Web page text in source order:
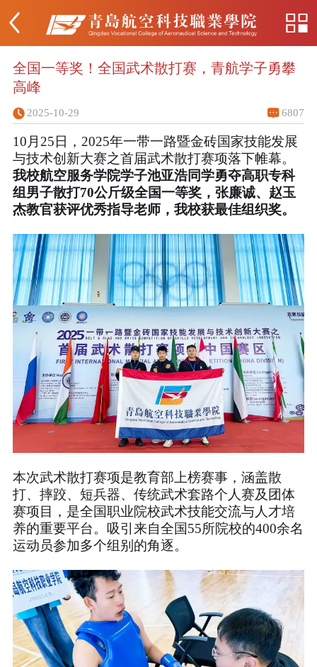
全国一等奖！全国武术散打赛，青航学子勇攀
高峰
2025-10-29 6807
10月25日，2025年一带一路暨金砖国家技能发展
与技术创新大赛之首届武术散打赛项落下帷幕。
我校航空服务学院学子池亚浩同学勇夺高职专科
组男子散打70公斤级全国一等奖，张廉诚、赵玉
杰教官获评优秀指导老师，我校获最佳组织奖。
本次武术散打赛项是教育部上榜赛事，涵盖散
打、摔跤、短兵器、传统武术套路个人赛及团体
赛项目，是全国职业院校武术技能交流与人才培
养的重要平台。吸引来自全国55所院校的400余名
运动员参加多个组别的角逐。